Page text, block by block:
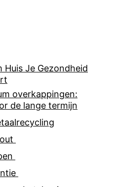
Huis Je Gezondheid
overkappingen:
de lange termijn